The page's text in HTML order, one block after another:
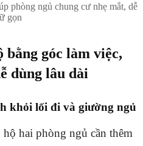
phòng ngủ chung cư nhẹ mắt, dễ
gọn
bằng góc làm việc,
dùng lâu dài
khỏi lối đi và giường ngủ
hai phòng ngủ cần thêm